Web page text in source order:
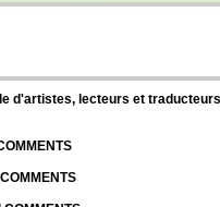
d'artistes, lecteurs et